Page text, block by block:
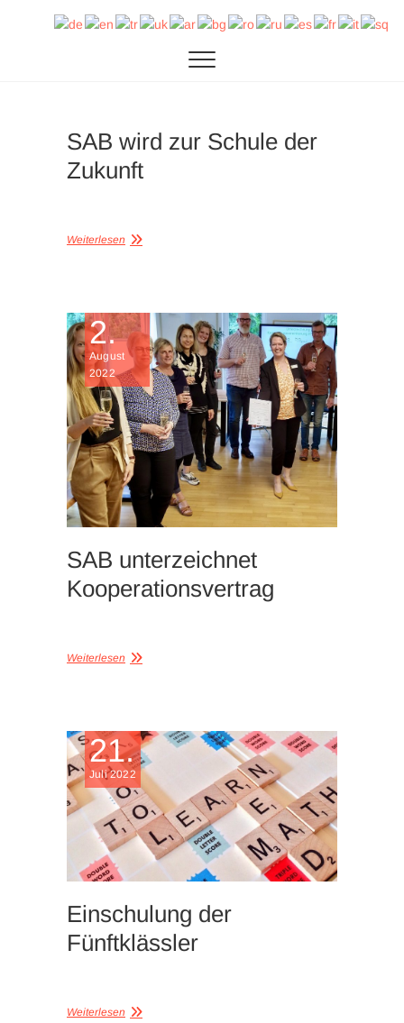
SAB
DIE SEKUNDARSCHULE AM BIEGERPARK IN
SAB wird zur Schule der
Zukunft
Weiterlesen
2.
August
2022
SAB unterzeichnet
Kooperationsvertrag
Weiterlesen
21.
Juli 2022
Einschulung der
Fünftklässler
Weiterlesen